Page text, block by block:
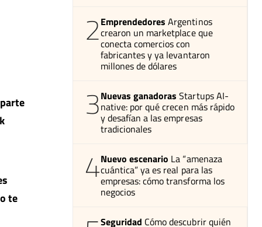
te
2Emprendedores Argentinos
crearon un marketplace que
conecta comercios con
fabricantes y ya levantaron
millones de dólares
3Nuevas ganadoras Startups AI-
native: por qué crecen más rápido
y desafían a las empresas
tradicionales
4Nuevo escenario La “amenaza
cuántica” ya es real para las
empresas: cómo transforma los
negocios
Seguridad Cómo descubrir quién